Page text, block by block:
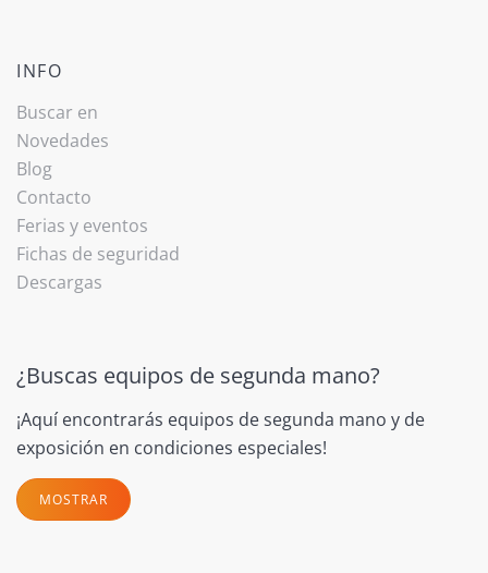
INFO
Buscar en
Novedades
Blog
Contacto
Ferias y eventos
Fichas de seguridad
Descargas
¿Buscas equipos de segunda mano?
¡Aquí encontrarás equipos de segunda mano y de
exposición en condiciones especiales!
MOSTRAR